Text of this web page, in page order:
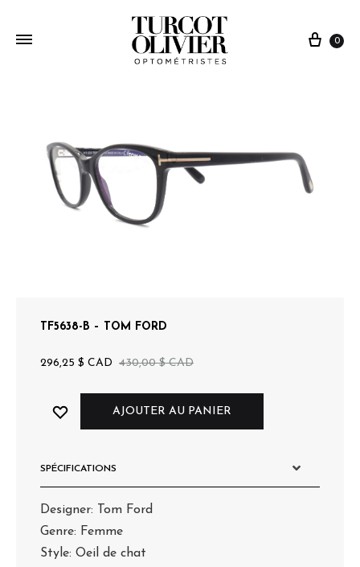
0
TF5638-B – TOM FORD
296,25 $ CAD 430,00$CAD
AJOUTER AU PANIER
SPÉCIFICATIONS
Designer: Tom Ford
Genre: Femme
Style: Oeil de chat